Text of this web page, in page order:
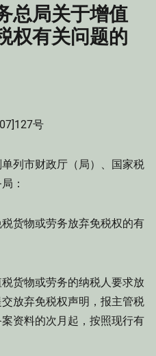
总局关于增值
权有关问题的
号
列市财政厅（局）、国家税
：
物或劳务放弃免税权的有
物或劳务的纳税人要求放
放弃免税权声明，报主管税
资料的次月起，按照现行有